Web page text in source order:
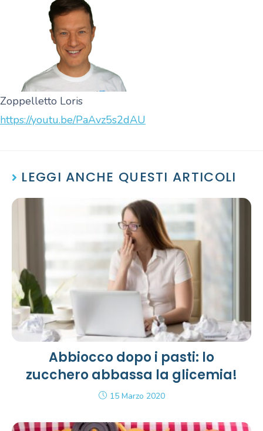
Zoppelletto Loris
https://youtu.be/PaAvz5s2dAU
LEGGI ANCHE QUESTI ARTICOLI
Abbiocco dopo i pasti: lo
zucchero abbassa la glicemia!
15 Marzo 2020